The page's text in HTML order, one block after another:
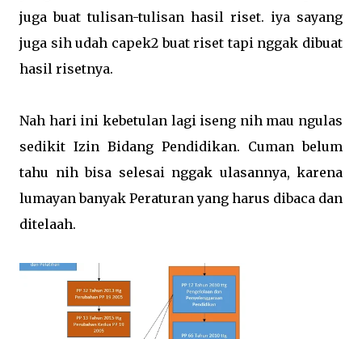
juga buat tulisan-tulisan hasil riset. iya sayang
juga sih udah capek2 buat riset tapi nggak dibuat
hasil risetnya.
Nah hari ini kebetulan lagi iseng nih mau ngulas
sedikit Izin Bidang Pendidikan. Cuman belum
tahu nih bisa selesai nggak ulasannya, karena
lumayan banyak Peraturan yang harus dibaca dan
ditelaah.